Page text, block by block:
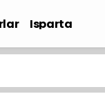
Isparta